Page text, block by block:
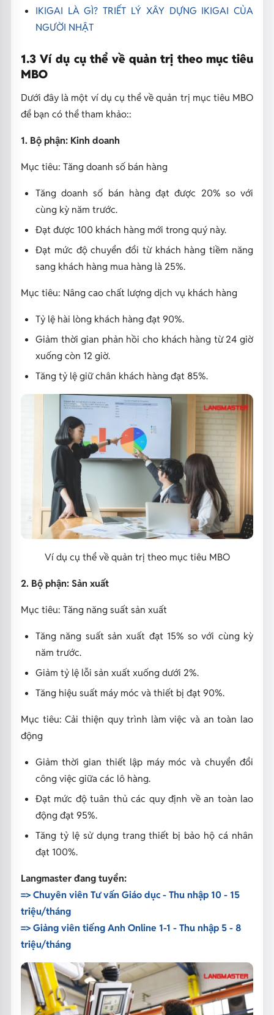
IKIGAI LÀ GÌ? TRIẾT LÝ XÂY DỰNG IKIGAI CỦA
NGƯỜI NHẬT
1.3 Ví dụ cụ thể về quản trị theo mục tiêu
MBO
Dưới đây là một ví dụ cụ thể về quản trị mục tiêu MBO
để bạn có thể tham khảo::
1. Bộ phận: Kinh doanh
Mục tiêu: Tăng doanh số bán hàng
Tăng doanh số bán hàng đạt được 20% so với
cùng kỳ năm trước.
Đạt được 100 khách hàng mới trong quý này.
Đạt mức độ chuyển đổi từ khách hàng tiềm năng
sang khách hàng mua hàng là 25%.
Mục tiêu: Nâng cao chất lượng dịch vụ khách hàng
Tỷ lệ hài lòng khách hàng đạt 90%.
Giảm thời gian phản hồi cho khách hàng từ 24 giờ
xuống còn 12 giờ.
Tăng tỷ lệ giữ chân khách hàng đạt 85%.
Ví dụ cụ thể về quản trị theo mục tiêu MBO
2. Bộ phận: Sản xuất
Mục tiêu: Tăng năng suất sản xuất
Tăng năng suất sản xuất đạt 15% so với cùng kỳ
năm trước.
Giảm tỷ lệ lỗi sản xuất xuống dưới 2%.
Tăng hiệu suất máy móc và thiết bị đạt 90%.
Mục tiêu: Cải thiện quy trình làm việc và an toàn lao
động
Giảm thời gian thiết lập máy móc và chuyển đổi
công việc giữa các lô hàng.
Đạt mức độ tuân thủ các quy định về an toàn lao
động đạt 95%.
Tăng tỷ lệ sử dụng trang thiết bị bảo hộ cá nhân
đạt 100%.
Langmaster đang tuyển:
=> Chuyên viên Tư vấn Giáo dục - Thu nhập 10 - 15
triệu/tháng
=> Giảng viên tiếng Anh Online 1-1 - Thu nhập 5 - 8
triệu/tháng